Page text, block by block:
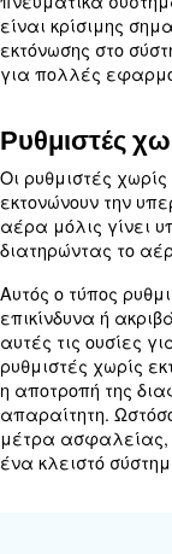
Τύποι
τύπους: με και
μεταξύ αυτών
σωστού
Ρυθμιστής
Οι ρυθμιστές
εκτόνωση της
εκτόνωσης.
που σημαίνει
πίεση για να